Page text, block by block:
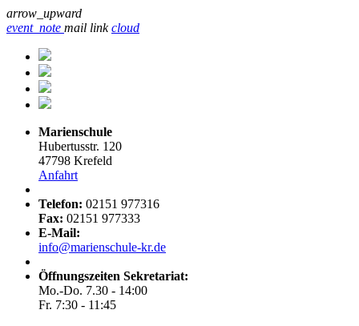
arrow_upward
event_note mail link cloud
Marienschule
Hubertusstr. 120
47798 Krefeld
Anfahrt
Telefon: 02151 977316
Fax: 02151 977333
E-Mail:
info@marienschule-kr.de
Öffnungszeiten Sekretariat:
Mo.-Do. 7.30 - 14:00
Fr. 7:30 - 11:45